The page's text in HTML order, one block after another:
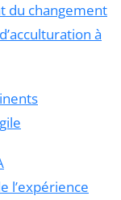
du changement
à
l’expérience